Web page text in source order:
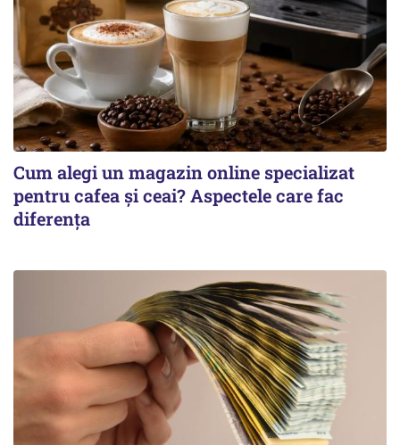
Cum alegi un magazin online specializat
pentru cafea și ceai? Aspectele care fac
diferența